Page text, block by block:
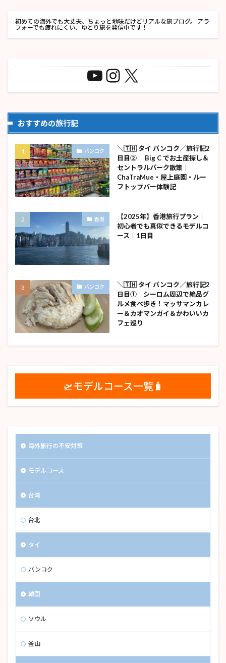
初めての海外でも大丈夫、ちょっと地味だけどリアルな旅ブログ。 アラ
フォーでも疲れにくい、ゆとり旅を発信中です！
おすすめの旅行記
バンコク
＼🇹🇭 タイ バンコク／旅行記2
日目②｜ Big C でお土産探し＆
セントラルパーク散策｜
ChaTraMue・屋上庭園・ルー
フトップバー体験記
香港
【2025年】香港旅行プラン｜
初心者でも真似できるモデルコ
ース｜1日目
バンコク
＼🇹🇭 タイ バンコク／旅行記2
日目①｜シーロム周辺で絶品グ
ルメ食べ歩き！マッサマンカレ
ー＆カオマンガイ＆かわいいカ
フェ巡り
🛫モデルコース一覧🧳
海外旅行の不安対策
モデルコース
台湾
台北
タイ
バンコク
韓国
ソウル
釜山